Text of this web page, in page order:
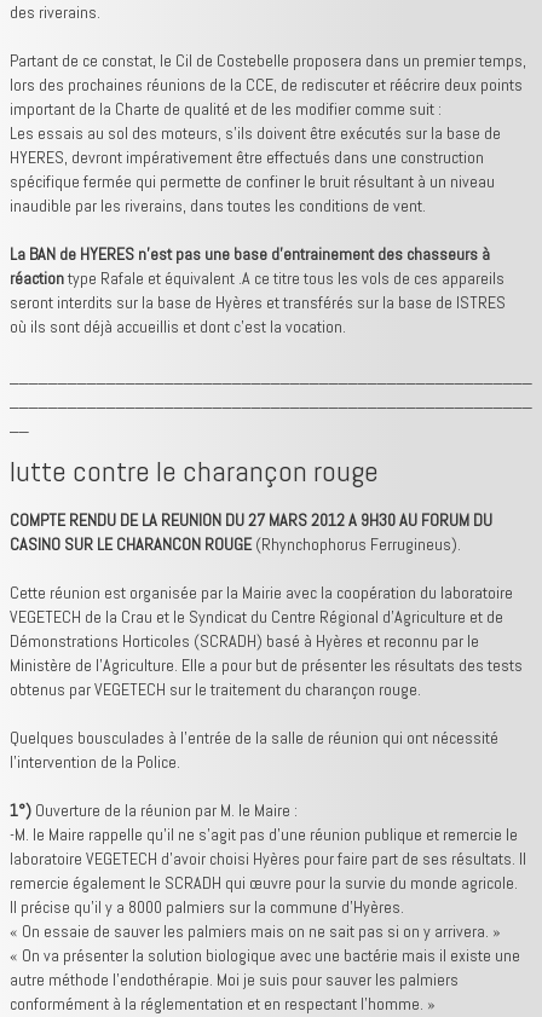
des riverains.
Partant de ce constat, le Cil de Costebelle proposera dans un premier temps,
lors des prochaines réunions de la CCE, de rediscuter et réécrire deux points
important de la Charte de qualité et de les modifier comme suit :
Les essais au sol des moteurs, s’ils doivent être exécutés sur la base de
HYERES, devront impérativement être effectués dans une construction
spécifique fermée qui permette de confiner le bruit résultant à un niveau
inaudible par les riverains, dans toutes les conditions de vent.
La BAN de HYERES n’est pas une base d’entrainement des chasseurs à
réactiontype Rafale et équivalent .A ce titre tous les vols de ces appareils
seront interdits sur la base de Hyères et transférés sur la base de ISTRES
où ils sont déjà accueillis et dont c'est la vocation.
lutte contre le charançon rouge
COMPTE RENDU DE LA REUNION DU 27 MARS 2012 A 9H30 AU FORUM DU
CASINO SUR LE CHARANCON ROUGE (Rhynchophorus Ferrugineus).
Cette réunion est organisée par la Mairie avec la coopération du laboratoire
VEGETECH de la Crau et le Syndicat du Centre Régional d’Agriculture et de
Démonstrations Horticoles (SCRADH) basé à Hyères et reconnu par le
Ministère de l’Agriculture. Elle a pour but de présenter les résultats des tests
obtenus par VEGETECH sur le traitement du charançon rouge.
Quelques bousculades à l’entrée de la salle de réunion qui ont nécessité
l’intervention de la Police.
1°) Ouverture de la réunion par M. le Maire :
-M. le Maire rappelle qu’il ne s’agit pas d’une réunion publique et remercie le
laboratoire VEGETECH d’avoir choisi Hyères pour faire part de ses résultats. Il
remercie également le SCRADH qui œuvre pour la survie du monde agricole.
Il précise qu’il y a 8000 palmiers sur la commune d’Hyères.
« On essaie de sauver les palmiers mais on ne sait pas si on y arrivera. »
« On va présenter la solution biologique avec une bactérie mais il existe une
autre méthode l’endothérapie. Moi je suis pour sauver les palmiers
conformément à la réglementation et en respectant l’homme. »